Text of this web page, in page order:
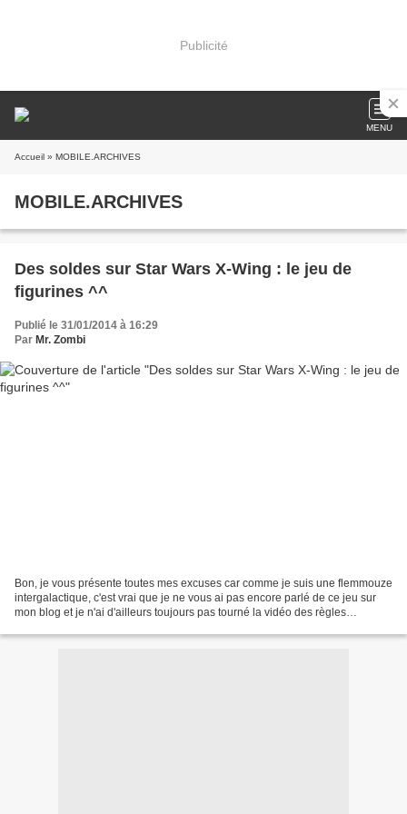
Publicité
MENU
Accueil » MOBILE.ARCHIVES
MOBILE.ARCHIVES
Des soldes sur Star Wars X-Wing : le jeu de
figurines ^^
Publié le 31/01/2014 à 16:29
Par Mr. Zombi
Bon, je vous présente toutes mes excuses car comme je suis une flemmouze
intergalactique, c'est vrai que je ne vous ai pas encore parlé de ce jeu sur
mon blog et je n'ai d'ailleurs toujours pas tourné la vidéo des règles